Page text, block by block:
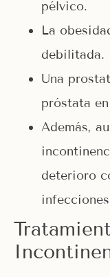
pélvico.
La
debilitada.
Una
próstata
Además,
deterioro